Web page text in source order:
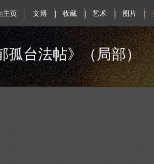
主页 文博 | 收藏 | 艺术 | 图片 |
孤台法帖》（局部）